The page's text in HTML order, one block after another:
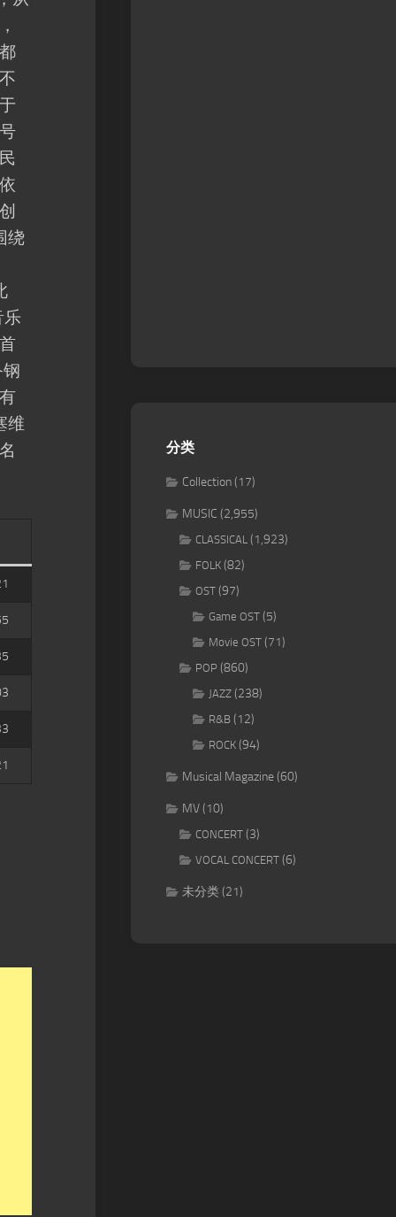
绕
维
分类
Collection(17)
MUSIC (2,955)
CLASSICAL (1,923)
FOLK (82)
OST (97)
Game OST (5)
Movie OST (71)
POP (860)
JAZZ (238)
R&B (12)
ROCK (94)
Musical Magazine(60)
MV(10)
CONCERT (3)
VOCAL CONCERT (6)
未分类(21)